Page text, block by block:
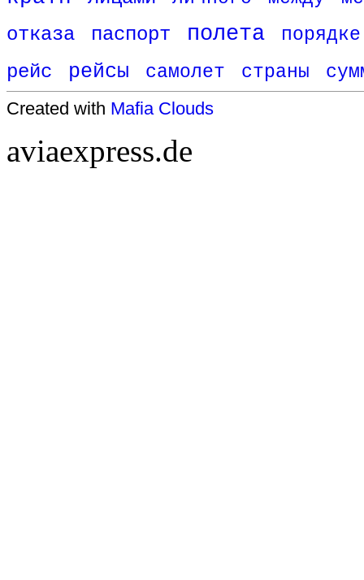
отказа паспорт полета порядке
рейс рейсы самолет страны
Created with Mafia Clouds
aviaexpress.de